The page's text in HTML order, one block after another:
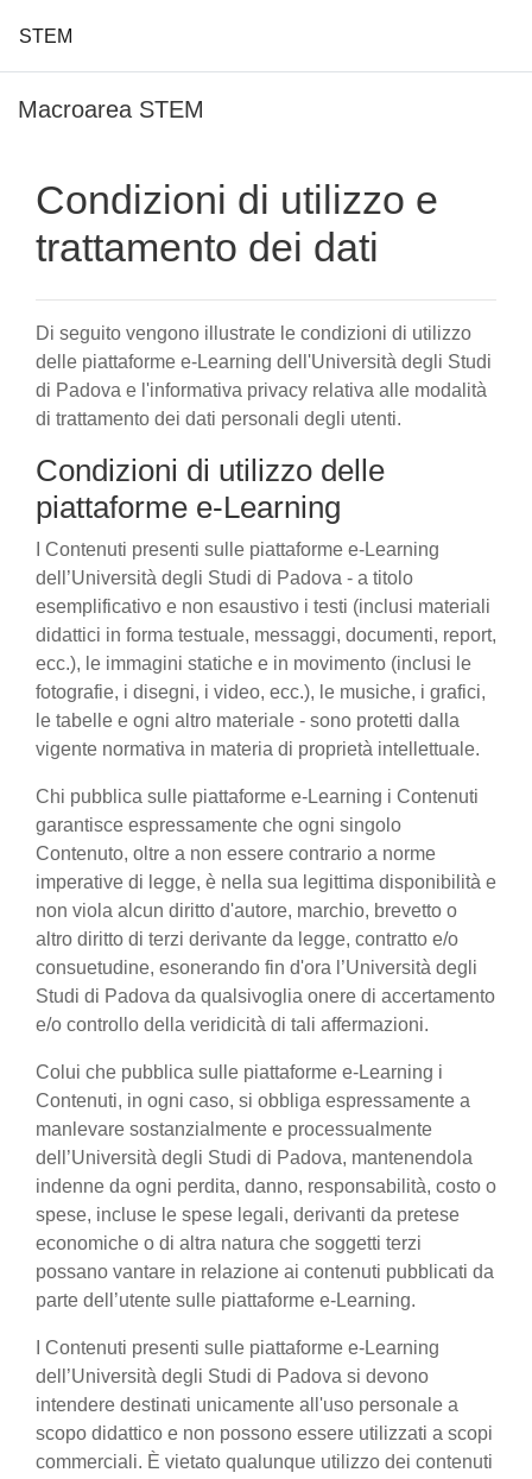
STEM
Macroarea STEM
Condizioni di utilizzo e
trattamento dei dati
Di seguito vengono illustrate le condizioni di utilizzo
delle piattaforme e-Learning dell'Università degli Studi
di Padova e l'informativa privacy relativa alle modalità
di trattamento dei dati personali degli utenti.
Condizioni di utilizzo delle
piattaforme e-Learning
I Contenuti presenti sulle piattaforme e-Learning
dell’Università degli Studi di Padova - a titolo
esemplificativo e non esaustivo i testi (inclusi materiali
didattici in forma testuale, messaggi, documenti, report,
ecc.), le immagini statiche e in movimento (inclusi le
fotografie, i disegni, i video, ecc.), le musiche, i grafici,
le tabelle e ogni altro materiale - sono protetti dalla
vigente normativa in materia di proprietà intellettuale.
Chi pubblica sulle piattaforme e-Learning i Contenuti
garantisce espressamente che ogni singolo
Contenuto, oltre a non essere contrario a norme
imperative di legge, è nella sua legittima disponibilità e
non viola alcun diritto d'autore, marchio, brevetto o
altro diritto di terzi derivante da legge, contratto e/o
consuetudine, esonerando fin d'ora l’Università degli
Studi di Padova da qualsivoglia onere di accertamento
e/o controllo della veridicità di tali affermazioni.
Colui che pubblica sulle piattaforme e-Learning i
Contenuti, in ogni caso, si obbliga espressamente a
manlevare sostanzialmente e processualmente
dell’Università degli Studi di Padova, mantenendola
indenne da ogni perdita, danno, responsabilità, costo o
spese, incluse le spese legali, derivanti da pretese
economiche o di altra natura che soggetti terzi
possano vantare in relazione ai contenuti pubblicati da
parte dell’utente sulle piattaforme e-Learning.
I Contenuti presenti sulle piattaforme e-Learning
dell’Università degli Studi di Padova si devono
intendere destinati unicamente all'uso personale a
scopo didattico e non possono essere utilizzati a scopi
commerciali. È vietato qualunque utilizzo dei contenuti